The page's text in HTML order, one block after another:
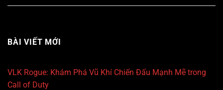
BÀI VIẾT MỚI
VLK Rogue: Khám Phá Vũ Khí Chiến Đấu Mạnh Mẽ trong
Call of Duty